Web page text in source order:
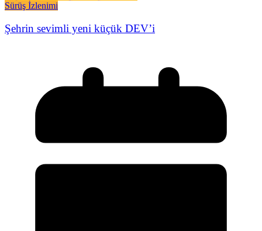
Sürüş İzlenimi
Şehrin sevimli yeni küçük DEV’i